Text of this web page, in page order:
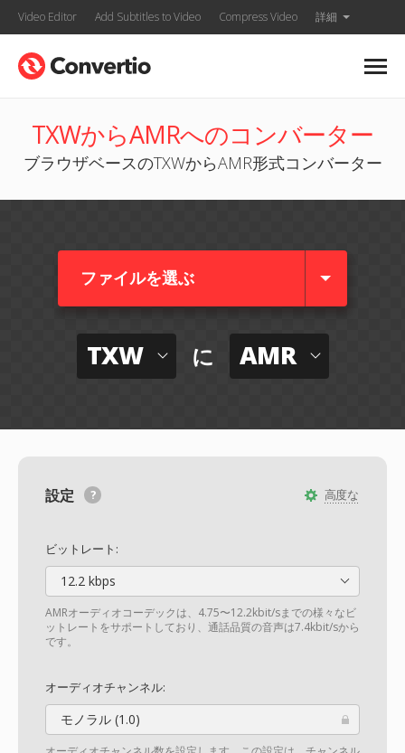
Video Editor Add Subtitles to Video Compress Video 詳細
TXWからAMRへのコンバーター
ブラウザベースのTXWからAMR形式コンバーター
ファイルを選ぶ
TXW に AMR
高度な
設定
ビットレート:
12.2 kbps
AMRオーディオコーデックは、4.75〜12.2kbit/sまでの様々なビ
ットレートをサポートしており、通話品質の音声は7.4kbit/sから
です。
オーディオチャンネル:
モノラル (1.0)